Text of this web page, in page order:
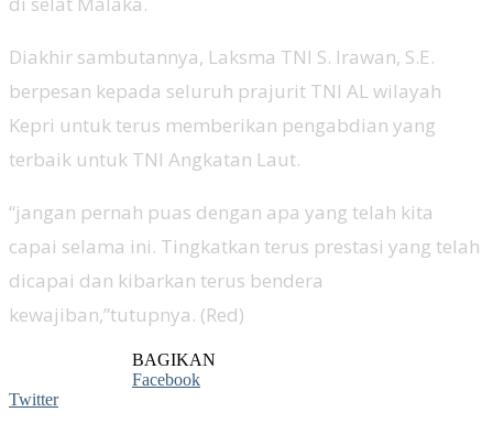
Diakhir sambutannya, Laksma TNI S. Irawan, S.E.
berpesan kepada seluruh prajurit TNI AL wilayah
Kepri untuk terus memberikan pengabdian yang
terbaik untuk TNI Angkatan Laut.
“jangan pernah puas dengan apa yang telah kita
capai selama ini. Tingkatkan terus prestasi yang telah
dicapai dan kibarkan terus bendera
kewajiban,”tutupnya. (Red)
BAGIKAN
Facebook
Twitter